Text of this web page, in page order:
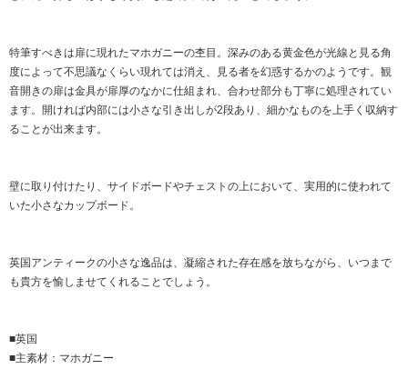
特筆すべきは扉に現れたマホガニーの杢目。深みのある黄金色が光線と見る角
度によって不思議なくらい現れては消え、見る者を幻惑するかのようです。観
音開きの扉は金具が扉厚のなかに仕組まれ、合わせ部分も丁寧に処理されてい
ます。開ければ内部には小さな引き出しが2段あり、細かなものを上手く収納す
ることが出来ます。
壁に取り付けたり、サイドボードやチェストの上において、実用的に使われて
いた小さなカップボード。
英国アンティークの小さな逸品は、凝縮された存在感を放ちながら、いつまで
も貴方を愉しませてくれることでしょう。
■英国
■主素材：マホガニー